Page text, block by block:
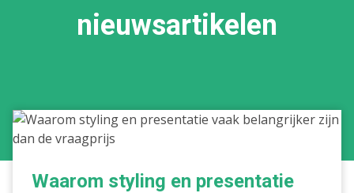
nieuwsartikelen
Waarom
styling
en
presentatie
Waarom styling en presentatie